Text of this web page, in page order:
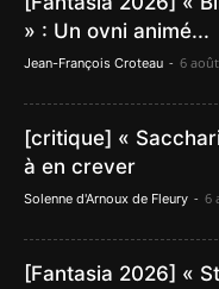
» : Un ovni animé...
Jean-François Croteau - 6
[critique] «
à en crever
Solenne d'Arnoux de Fleury - 6
[Fantasia 2026] «